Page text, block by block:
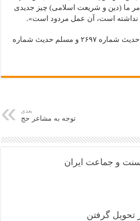
ما (دین و شریعت اسلامی) چیز جدیدی
نداشته است، آن عمل مردود است».
– متفق علیه؛ بخاری حدیث شماره ۲۶۹۷ و مسلم حدیث شماره
بعدی
توجه به مشاعر حج
سنت و جماعت ایران
تحویل گرفتن